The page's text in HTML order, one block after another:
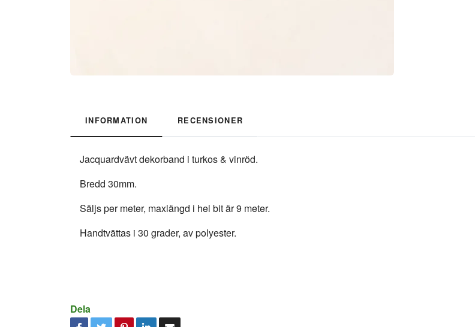
INFORMATION RECENSIONER
Jacquardvävt dekorband i turkos & vinröd.
Bredd 30mm.
Säljs per meter, maxlängd i hel bit är 9 meter.
Handtvättas i 30 grader, av polyester.
Dela